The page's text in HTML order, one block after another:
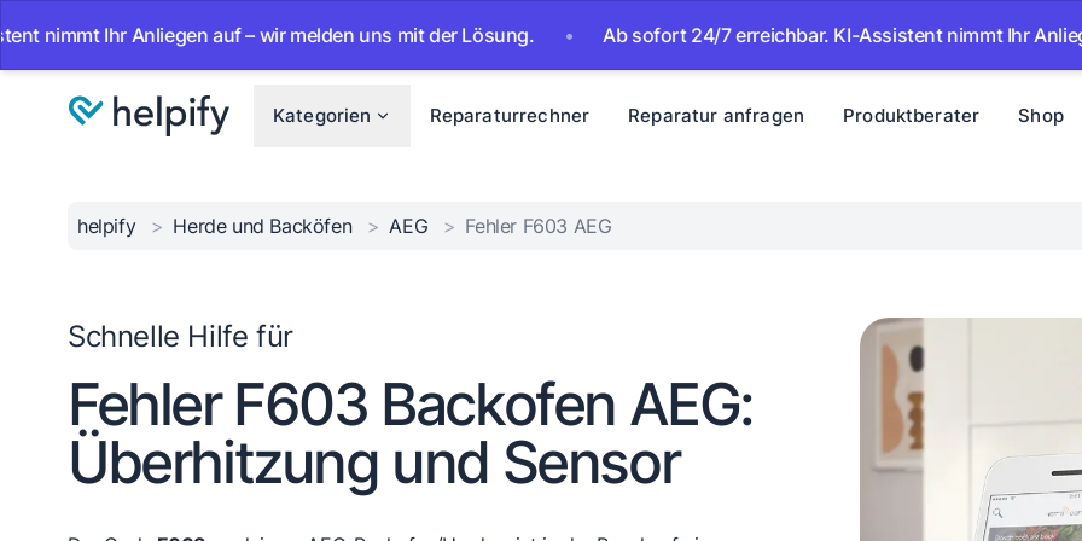
Ihr Anliegen auf – wir melden uns mit der Lösung. • Ab sofort 24/7 erreichbar. KI-Assistent nimmt Ihr Anliegen auf
Kategorien Reparaturrechner Reparatur anfragen Produktberater Shop
helpify > Herde und Backöfen > AEG > Fehler F603 AEG
Schnelle Hilfe für
Fehler F603 Backofen AEG:
Überhitzung und Sensor